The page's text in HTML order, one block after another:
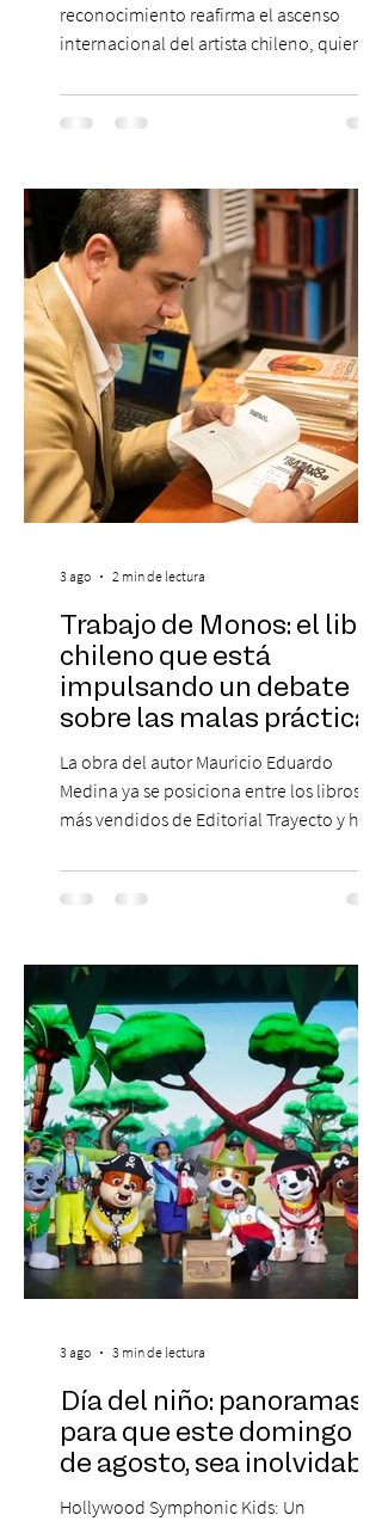
reconocimiento reafirma el ascenso
internacional del artista chileno, quien
en la escena global. MIAMI, FL (3 de agosto
de 2026) — FloyyMenor ha sido
Under 21 por tercer año consecutivo,
formando parte una vez más de la
selección anual de la publicación que
destaca a los artistas menores de 21 años
más influyentes de la industria musical.
Este reconocimiento reaf
Trabajo de Monos: el libro
chileno que está
impulsando un debate
sobre las malas prácticas
laborales y el futuro del
trabajo
La obra del autor Mauricio Eduardo
Medina ya se posiciona entre los libros
más vendidos de Editorial Trayecto y ha
para mejorar los procesos de selección
laboral en Chile. En un contexto donde el
experiencias laborales forman parte de la
realidad de miles de trabajadores, Trabajo
de Monos – Reflexiones de la Selva
Corporativa, del autor Mauricio Eduardo
Medina, ha trascendido el ámbito editorial
3 ago 2 min de lectura
Día del niño: panoramas
para que este domingo 09
de agosto, sea inolvidable
Hollywood Symphonic Kids: Un
3 ago 3 min de lectura